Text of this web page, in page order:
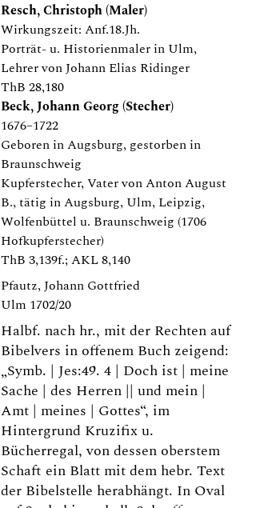
Resch, Christoph (Maler)
Wirkungszeit: Anf.18.Jh.
Porträt- u. Historienmaler in Ulm,
Lehrer von Johann Elias Ridinger
ThB 28,180
Beck, Johann Georg (Stecher)
1676–1722
Geboren in Augsburg, gestorben in
Braunschweig
Kupferstecher, Vater von Anton August
B., tätig in Augsburg, Ulm, Leipzig,
Wolfenbüttel u. Braunschweig (1706
Hofkupferstecher)
ThB 3,139f.; AKL 8,140
Pfautz, Johann Gottfried
Ulm 1702/20
Halbf. nach hr., mit der Rechten auf
Bibelvers in offenem Buch zeigend:
„Symb. | Jes:49. 4 | Doch ist | meine
Sache | des Herren || und mein |
Amt | meines | Gottes“, im
Hintergrund Kruzifix u.
Bücherregal, von dessen oberstem
Schaft ein Blatt mit dem hebr. Text
der Bibelstelle herabhängt. In Oval